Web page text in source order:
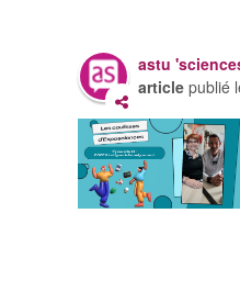
astu
article publié